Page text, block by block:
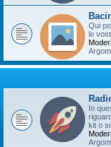
Qui
le
In
kit o